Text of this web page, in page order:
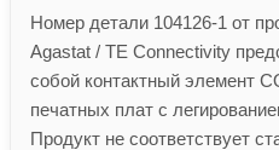
Номер детали 104126-1 от
Agastat / TE Connectivity
собой контактный элемент
печатных плат с
Продукт не соответствует